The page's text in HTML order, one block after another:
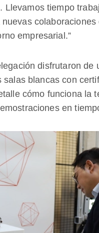
Llevamos tiempo
colaboraciones
empresarial.”
disfrutaron de
blancas con
cómo funciona la
en